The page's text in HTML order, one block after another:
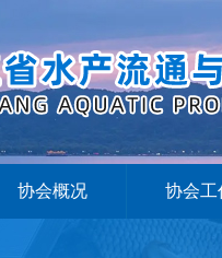
协会概况 协会工